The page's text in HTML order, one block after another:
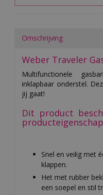
Omschrijving
Weber Traveler
Multifunctionele
inklapbaar onderstel.
jij gaat!
Dit product
Snel en veilig met
klappen.
Het met rubber
een soepel en stil